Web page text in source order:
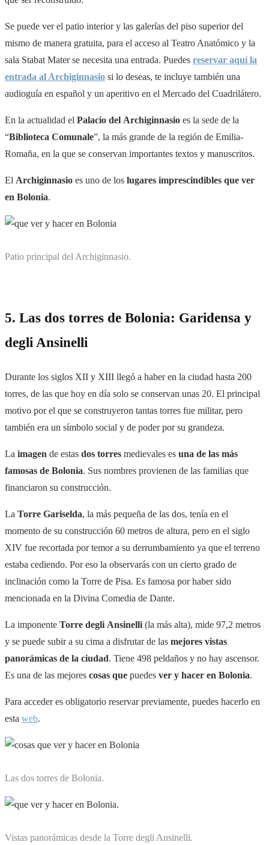
Se puede ver el patio interior y las galerías del piso superior del
mismo de manera gratuita, para el acceso al Teatro Anatómico y la
sala Stabat Mater se necesita una entrada. Puedes reservar aquí la
entrada al Archiginnasio si lo deseas, te incluye también una
audioguía en español y un aperitivo en el Mercado del Cuadrilátero.
En la actualidad el Palacio del Archiginnasio es la sede de la
“Biblioteca Comunale”, la más grande de la región de Emilia-
Romaña, en la que se conservan importantes textos y manuscritos.
El Archiginnasio es uno de los lugares imprescindibles que ver
en Bolonia.
Patio principal del Archiginnasio.
5. Las dos torres de Bolonia: Garidensa y
degli Ansinelli
Durante los siglos XII y XIII llegó a haber en la ciudad hasta 200
torres, de las que hoy en día solo se conservan unas 20. El principal
motivo por el que se construyeron tantas torres fue militar, pero
también era un símbolo social y de poder por su grandeza.
La imagen de estas dos torres medievales es una de las más
famosas de Bolonia. Sus nombres provienen de las familias que
financiaron su construcción.
La Torre Gariselda, la más pequeña de las dos, tenía en el
momento de su construcción 60 metros de altura, pero en el siglo
XIV fue recortada por temor a su derrumbamiento ya que el terreno
estaba cediendo. Por eso la observarás con un cierto grado de
inclinación como la Torre de Pisa. Es famosa por haber sido
mencionada en la Divina Comedia de Dante.
La imponente Torre degli Ansinelli (la más alta), mide 97,2 metros
y se puede subir a su cima a disfrutar de las mejores vistas
panorámicas de la ciudad. Tiene 498 peldaños y no hay ascensor.
Es una de las mejores cosas que puedes ver y hacer en Bolonia.
Para acceder es obligatorio reservar previamente, puedes hacerlo en
esta web.
Las dos torres de Bolonia.
Vistas panorámicas desde la Torre degli Ansinelli.